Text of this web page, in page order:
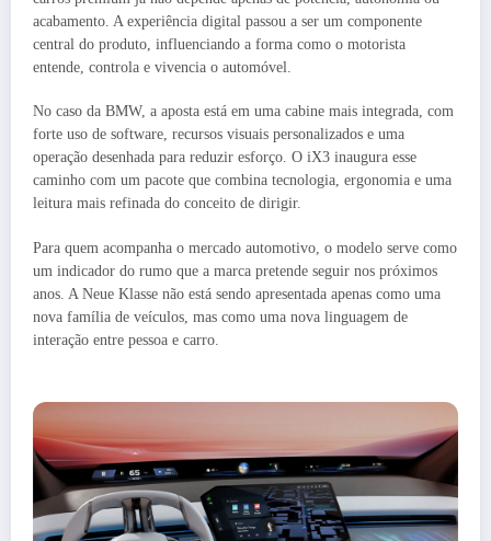
acabamento. A experiência digital passou a ser um componente
central do produto, influenciando a forma como o motorista
entende, controla e vivencia o automóvel.
No caso da BMW, a aposta está em uma cabine mais integrada, com
forte uso de software, recursos visuais personalizados e uma
operação desenhada para reduzir esforço. O iX3 inaugura esse
caminho com um pacote que combina tecnologia, ergonomia e uma
leitura mais refinada do conceito de dirigir.
Para quem acompanha o mercado automotivo, o modelo serve como
um indicador do rumo que a marca pretende seguir nos próximos
anos. A Neue Klasse não está sendo apresentada apenas como uma
nova família de veículos, mas como uma nova linguagem de
interação entre pessoa e carro.